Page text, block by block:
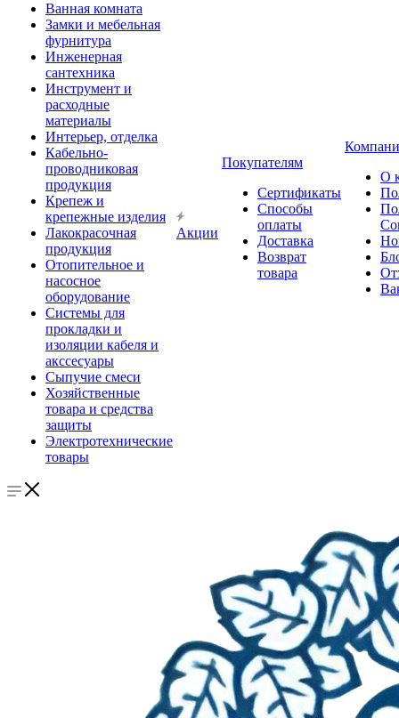
Ванная комната
Замки и мебельная
фурнитура
Инженерная
сантехника
Инструмент и
расходные
материалы
Интерьер, отделка
Кабельно-
проводниковая
продукция
Крепеж и
крепежные изделия
Лакокрасочная
продукция
Отопительное и
насосное
оборудование
Системы для
прокладки и
изоляции кабеля и
акссесуары
Сыпучие смеси
Хозяйственные
товара и средства
защиты
Электротехнические
товары
Акции
Покупателям
Сертификаты
Способы
оплаты
Доставка
Возврат
товара
О